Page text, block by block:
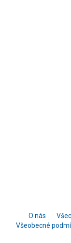
O nás
Všeobecné